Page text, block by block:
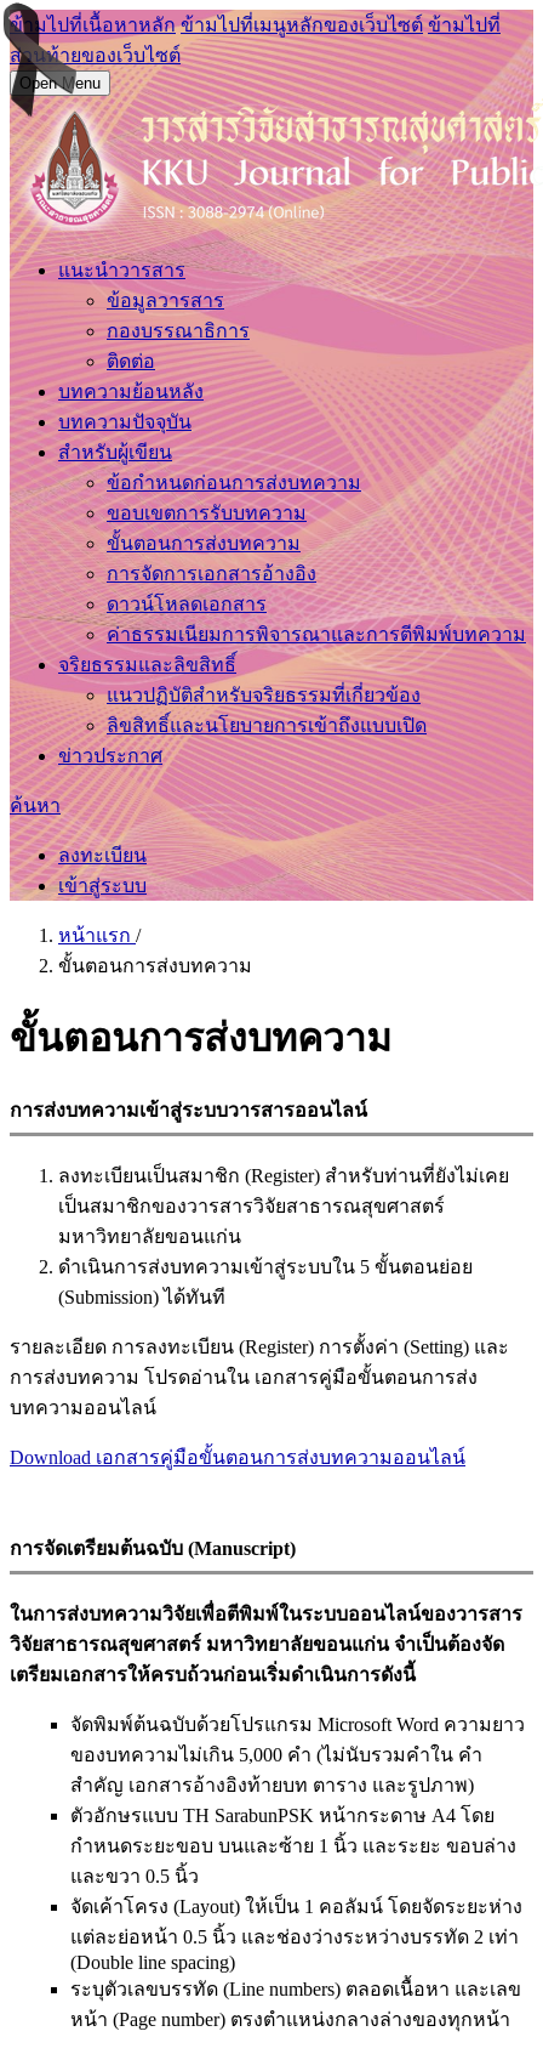
ข้ามไปที่เนื้อหาหลัก ข้ามไปที่เมนูหลักของเว็บไซต์ ข้ามไปที่
ส่วนท้ายของเว็บไซต์
Open Menu
แนะนำวารสาร
ข้อมูลวารสาร
กองบรรณาธิการ
ติดต่อ
บทความย้อนหลัง
บทความปัจจุบัน
สำหรับผู้เขียน
ข้อกำหนดก่อนการส่งบทความ
ขอบเขตการรับบทความ
ขั้นตอนการส่งบทความ
การจัดการเอกสารอ้างอิง
ดาวน์โหลดเอกสาร
ค่าธรรมเนียมการพิจารณาและการตีพิมพ์บทความ
จริยธรรมและลิขสิทธิ์
แนวปฏิบัติสำหรับจริยธรรมที่เกี่ยวข้อง
ลิขสิทธิ์และนโยบายการเข้าถึงแบบเปิด
ข่าวประกาศ
ค้นหา
ลงทะเบียน
เข้าสู่ระบบ
หน้าแรก /
ขั้นตอนการส่งบทความ
ขั้นตอนการส่งบทความ
การส่งบทความเข้าสู่ระบบวารสารออนไลน์
ลงทะเบียนเป็นสมาชิก (Register) สำหรับท่านที่ยังไม่เคย
เป็นสมาชิกของวารสารวิจัยสาธารณสุขศาสตร์
มหาวิทยาลัยขอนแก่น
ดำเนินการส่งบทความเข้าสู่ระบบใน 5 ขั้นตอนย่อย
(Submission) ได้ทันที
รายละเอียด การลงทะเบียน (Register) การตั้งค่า (Setting) และ
การส่งบทความ โปรดอ่านใน เอกสารคู่มือขั้นตอนการส่ง
บทความออนไลน์
Download เอกสารคู่มือขั้นตอนการส่งบทความออนไลน์
การจัดเตรียมต้นฉบับ (Manuscript)
ในการส่งบทความวิจัยเพื่อตีพิมพ์ในระบบออนไลน์ของวารสาร
วิจัยสาธารณสุขศาสตร์ มหาวิทยาลัยขอนแก่น จำเป็นต้องจัด
เตรียมเอกสารให้ครบถ้วนก่อนเริ่มดำเนินการดังนี้
จัดพิมพ์ต้นฉบับด้วยโปรแกรม Microsoft Word ความยาว
ของบทความไม่เกิน 5,000 คำ (ไม่นับรวมคำใน คำ
สำคัญ เอกสารอ้างอิงท้ายบท ตาราง และรูปภาพ)
ตัวอักษรแบบ TH SarabunPSK หน้ากระดาษ A4 โดย
กำหนดระยะขอบ บนและซ้าย 1 นิ้ว และระยะ ขอบล่าง
และขวา 0.5 นิ้ว
จัดเค้าโครง (Layout) ให้เป็น 1 คอลัมน์ โดยจัดระยะห่าง
แต่ละย่อหน้า 0.5 นิ้ว และช่องว่างระหว่างบรรทัด 2 เท่า
(Double line spacing)
ระบุตัวเลขบรรทัด (Line numbers) ตลอดเนื้อหา และเลข
หน้า (Page number) ตรงตำแหน่งกลางล่างของทุกหน้า